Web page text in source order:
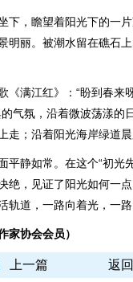
，瞻望着阳光下的一片
明丽。被潮水留在礁石
满江红》：“盼到春来
气氛，沿着微波荡漾的
走；沿着阳光海岸绿道晨
静如常。在这个“初光先
绝，见证了阳光如何一
轨道，一路向着光，一路
家协会会员）
上一篇 返